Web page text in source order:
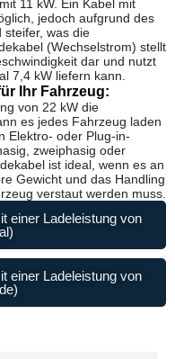
11 kW. Ein Kabel mit
jedoch aufgrund des
was die
(Wechselstrom) stellt
dar und nutzt
7,4 kW liefern kann.
Ihr Fahrzeug:
von 22 kW die
es jedes Fahrzeug laden
Elektro- oder Plug-in-
zweiphasig oder
ist ideal, wenn es an
Gewicht und das Handling
verstaut werden muss.
einer Ladeleistung von
einer Ladeleistung von